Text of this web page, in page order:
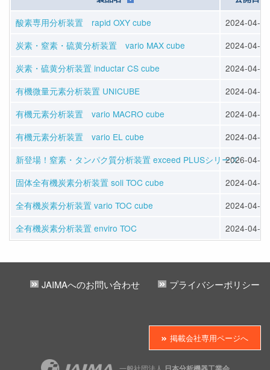
酸素専用分析装置 rapid OXY cube
2024-04-12
炭素・窒素・硫黄分析装置 vario MAX cube
2024-04-12
炭素・硫黄分析装置 inductar CS cube
2024-04-12
有機微量元素分析装置 UNICUBE
2024-04-12
有機元素分析装置 vario MACRO cube
2024-04-12
有機元素分析装置 vario EL cube
2024-04-12
新登場！窒素・タンパク質分析装置 exceed PLUSシリーズ2026-04-13
固体全有機炭素分析装置 soli TOC cube
2024-04-12
全有機炭素分析装置 vario TOC cube
2024-04-12
全有機炭素分析装置 enviro TOC
2024-04-12
JAIMAへのお問い合わせ プライバシーポリシー
掲載会社専用ページへ
一般社団法人